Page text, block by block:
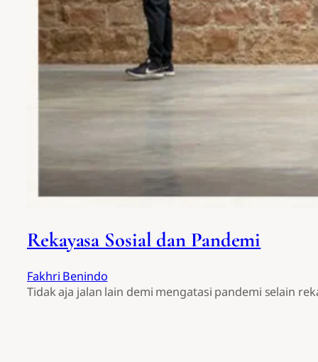
Rekayasa Sosial dan Pandemi
Fakhri Benindo
Tidak aja jalan lain demi mengatasi pandemi selain